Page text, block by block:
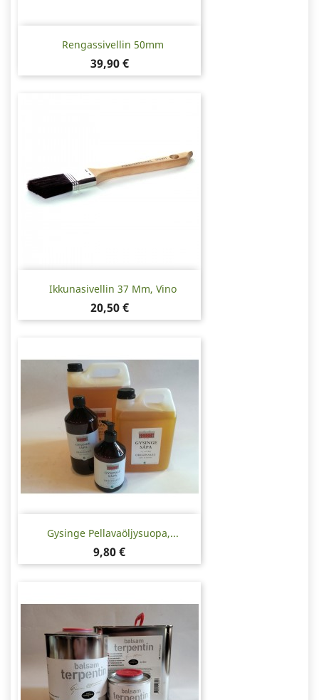
Rengassivellin 50mm
Hinta
39,90 €
Ikkunasivellin 37 Mm, Vino
Hinta
20,50 €
Gysinge Pellavaöljysuopa,...
Hinta
9,80 €